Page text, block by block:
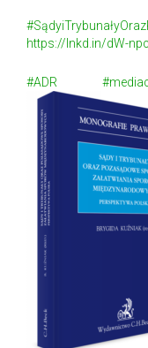
https://lnkd.in/dW-
#ADR